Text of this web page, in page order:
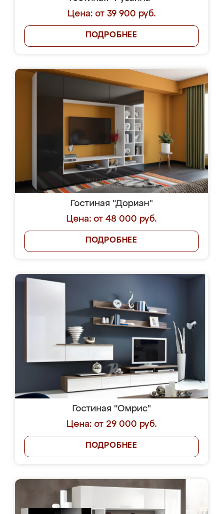
Цена: от 39 900 руб.
ПОДРОБНЕЕ
Гостиная "Дориан"
Цена: от 48 000 руб.
ПОДРОБНЕЕ
Гостиная "Омрис"
Цена: от 29 000 руб.
ПОДРОБНЕЕ